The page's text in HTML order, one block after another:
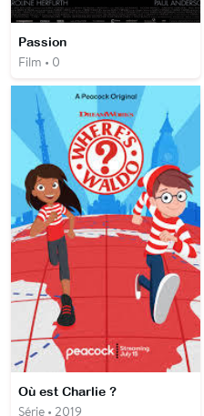
Passion
Film • 0
Où est Charlie ?
Série • 2019